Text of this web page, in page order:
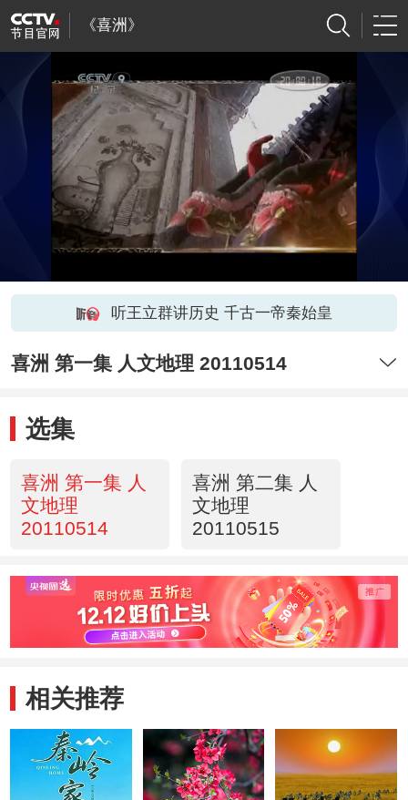
《喜洲》
听王立群讲历史 千古一帝秦始皇
喜洲 第一集 人文地理 20110514
选集
喜洲 第一集 人
文地理
20110514
喜洲 第二集 人
文地理
20110515
相关推荐